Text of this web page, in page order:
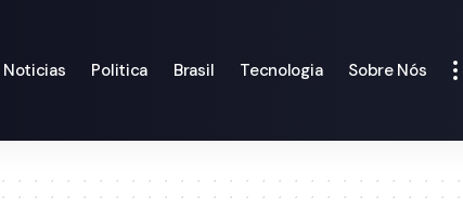
Noticias Politica Brasil Tecnologia Sobre Nós